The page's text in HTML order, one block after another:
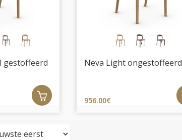
gestoffeerd Neva Light ongestoffeerd
956.00€